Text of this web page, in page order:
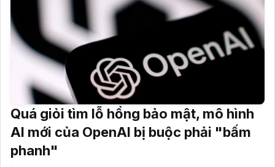
Quá giỏi tìm lỗ hổng bảo mật, mô hình
AI mới của OpenAI bị buộc phải "bấm
phanh"